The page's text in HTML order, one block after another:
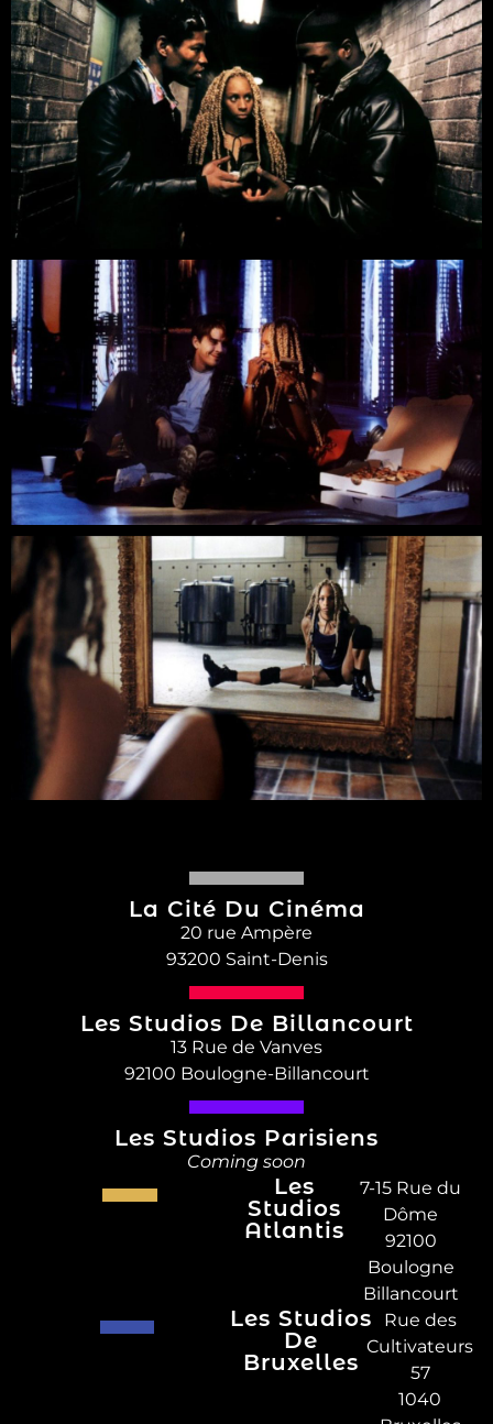
La Cité Du Cinéma
20 rue Ampère
93200 Saint-Denis
Les Studios De Billancourt
13 Rue de Vanves
92100 Boulogne-Billancourt
Les Studios Parisiens
Coming soon
Les
Studios
Atlantis
7-15 Rue du
Dôme
92100
Boulogne
Billancourt
Les Studios
De
Bruxelles
Rue des
Cultivateurs
57
1040